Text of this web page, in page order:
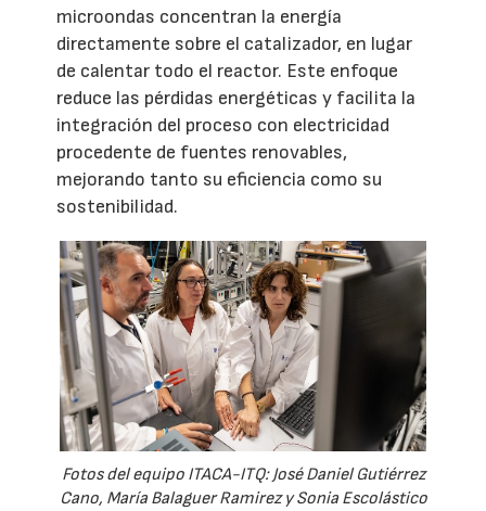
microondas concentran la energía
directamente sobre el catalizador, en lugar
de calentar todo el reactor. Este enfoque
reduce las pérdidas energéticas y facilita la
integración del proceso con electricidad
procedente de fuentes renovables,
mejorando tanto su eficiencia como su
sostenibilidad.
Fotos del equipo ITACA-ITQ: José Daniel Gutiérrez
Cano, María Balaguer Ramirez y Sonia Escolástico